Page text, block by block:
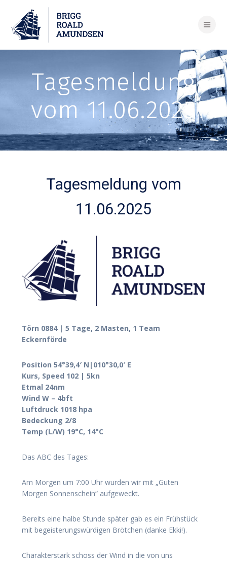
Tagesmeldung
vom 11.06.2025
Tagesmeldung vom
11.06.2025
Törn 0884 | 5 Tage, 2 Masten, 1 Team
Eckernförde
Position 54°39,4′ N|010°30,0′ E
Kurs, Speed 102 | 5kn
Etmal 24nm
Wind W – 4bft
Luftdruck 1018 hpa
Bedeckung 2/8
Temp (L/W) 19°C, 14°C
Das ABC des Tages:
Am Morgen um 7:00 Uhr wurden wir mit „Guten
Morgen Sonnenschein“ aufgeweckt.
Bereits eine halbe Stunde später gab es ein Frühstück
mit begeisterungswürdigen Brötchen (danke Ekki!).
Charakterstark schoss der Wind in die von uns